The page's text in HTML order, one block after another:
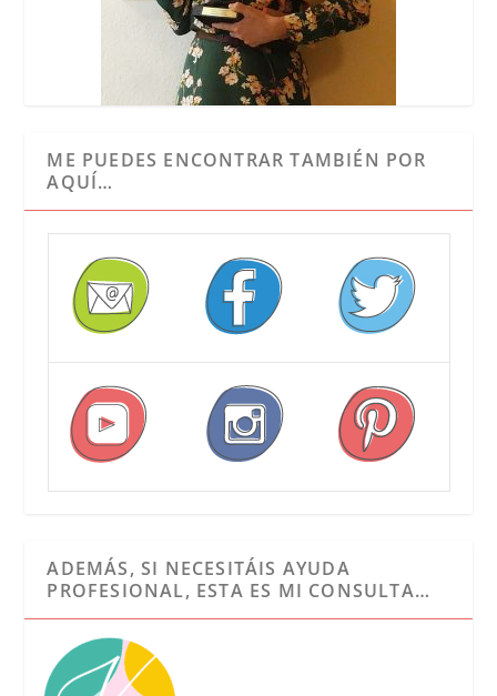
ME PUEDES ENCONTRAR TAMBIÉN POR
AQUÍ…
ADEMÁS, SI NECESITÁIS AYUDA
PROFESIONAL, ESTA ES MI CONSULTA…